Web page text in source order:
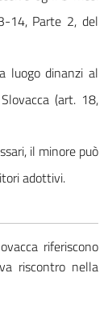
14, Parte 2, del
luogo dinanzi al
(art. 18,
il minore può
adottivi.
riferiscono
riscontro nella